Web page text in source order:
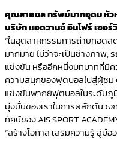
คุณสายชล ทรัพย์มากอุดม หัว
บริษัท แอดวานซ์ อินโฟร์ เซอร์
“ในอุตสาหกรรมการถ่ายทอด
มากมาย ไม่ว่าจะเป็นช่างภาพ,
แข่งขัน หรืออีกหนึ่งบทบาทที่มี
ความสนุกของฟุตบอลไปสู่ผู้ชม
แข่งขันพากย์ฟุตบอลในระดับภู
มุ่งมั่นของเราในการผลักดันว
ทัศน์ของ AIS SPORT
“สร้างโอกาส เสริมความรู้​ สู่มือ